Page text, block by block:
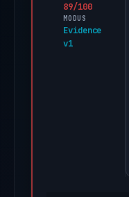
89/100
MODUS
Evidence
v1